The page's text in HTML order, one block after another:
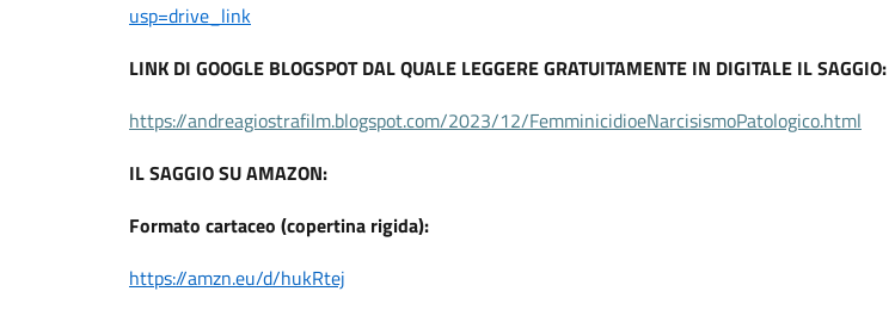
usp=drive_link
LINK DI GOOGLE BLOGSPOT DAL QUALE LEGGERE GRATUITAMENTE IN DIGITALE IL SAGGIO:
https://andreagiostrafilm.blogspot.com/2023/12/FemminicidioeNarcisismoPatologico.html
IL SAGGIO SU AMAZON:
Formato cartaceo (copertina rigida):
https://amzn.eu/d/hukRtej